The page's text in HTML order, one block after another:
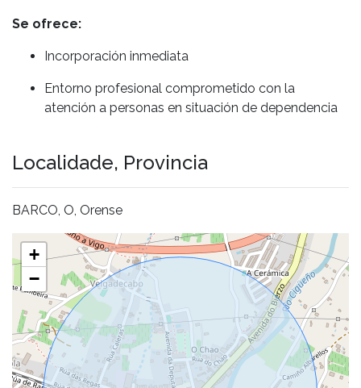
Se ofrece:
Incorporación inmediata
Entorno profesional comprometido con la
atención a personas en situación de dependencia
Localidade, Provincia
BARCO, O, Orense
+
−